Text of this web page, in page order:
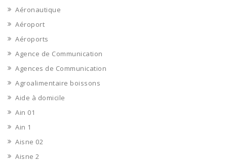
Aéronautique
Aéroport
Aéroports
Agence de Communication
Agences de Communication
Agroalimentaire boissons
Aide à domicile
Ain 01
Ain 1
Aisne 02
Aisne 2